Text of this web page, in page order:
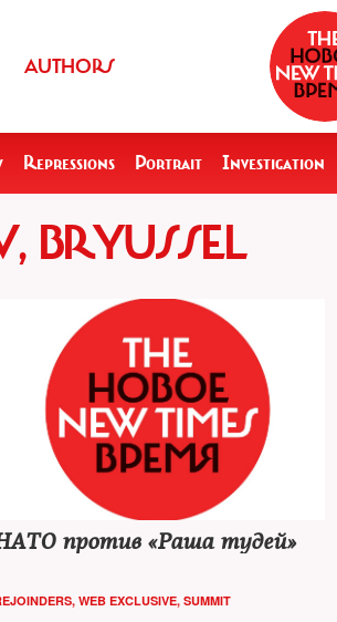
AUTHORS
Repressions Portrait Investigation
BRYUSSEL
против «Раша тудей»
, WEB EXCLUSIVE, SUMMIT